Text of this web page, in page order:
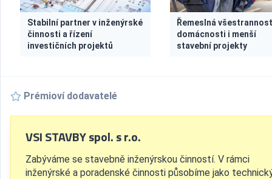
Stabilní partner v inženýrské
činnosti a řízení
investičních projektů
Řemeslná
domácnosti i menší
stavební projekty
Prémioví dodavatelé
VSI STAVBY spol. s r.o.
Zabýváme se stavebně inženýrskou činností. V rámci
inženýrské a poradenské činnosti působíme jako